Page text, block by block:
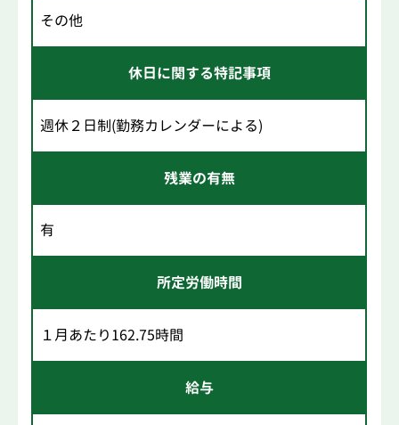
その他
休日に関する特記事項
週休２日制(勤務カレンダーによる)
残業の有無
有
所定労働時間
１月あたり162.75時間
給与